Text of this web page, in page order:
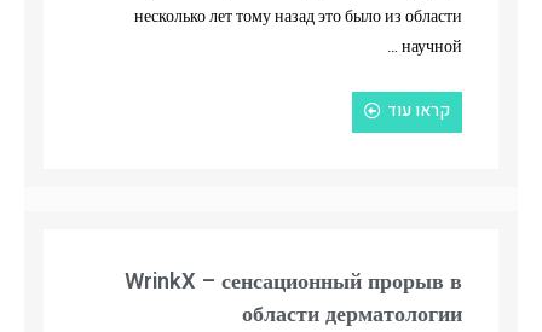
несколько лет тому назад это было из области
научной …
קראו עוד
WrinkX – сенсационный прорыв в
области дерматологии